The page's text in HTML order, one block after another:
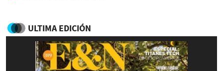
ULTIMA EDICIÓN